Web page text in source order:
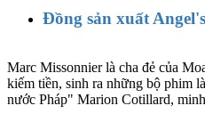
Đồng sản xuất
Marc Missonnier là cha đẻ của
kiếm tiền, sinh ra những bộ phim
nước Pháp" Marion Cotillard,